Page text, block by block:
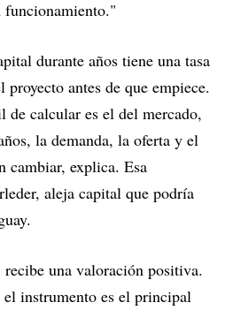
funcionamiento."
durante años tiene una tasa
antes de que empiece.
calcular es el del mercado,
la demanda, la oferta y el
cambiar, explica. Esa
aleja capital que podría
una valoración positiva.
instrumento es el principal